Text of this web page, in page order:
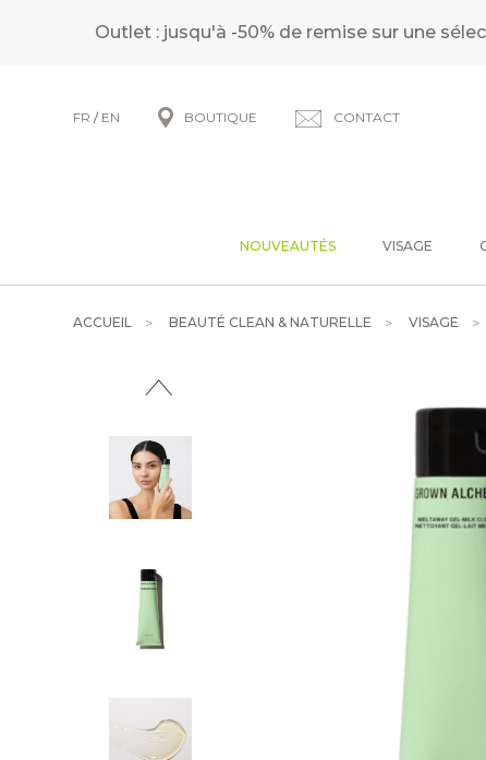
Outlet : jusqu'à -50% de remise sur une
FR / EN BOUTIQUE CONTACT
NOUVEAUTÉS VISAGE
ACCUEIL BEAUTÉ CLEAN & NATURELLE VISAGE